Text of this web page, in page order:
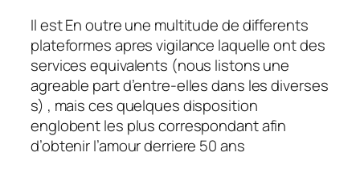
Il est En outre une multitude de differents
plateformes apres vigilance laquelle ont des
services equivalents (nous listons une
agreable part d’entre-elles dans les diverses
s) , mais ces quelques disposition
englobent les plus correspondant afin
d’obtenir l’amour derriere 50 ans